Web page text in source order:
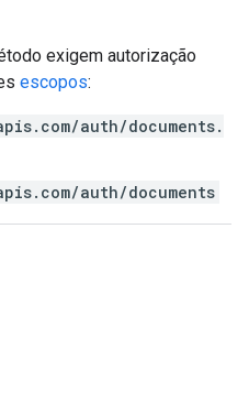
exigem autorização
escopos:
auth/documents.
auth/documents